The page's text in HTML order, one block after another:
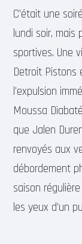
C’était une
lundi soir,
sportives. Une
Detroit Pistons
l’expulsion
Moussa
que Jalen
renvoyés aux
débordement
saison
les yeux d’un